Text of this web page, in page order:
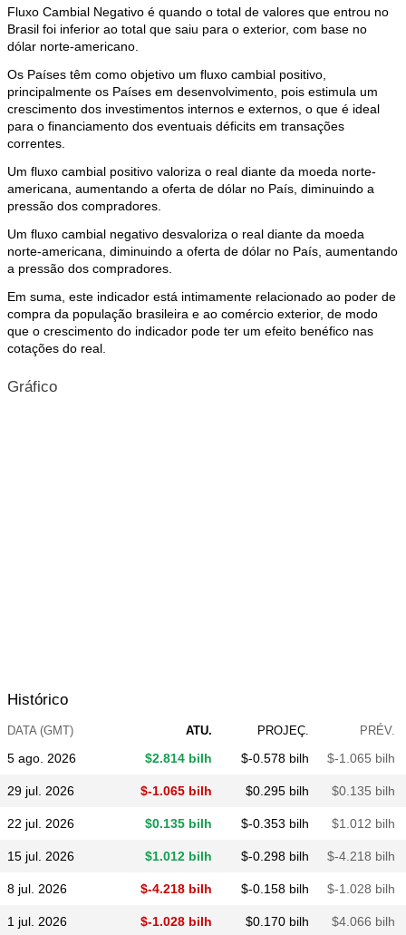
Fluxo Cambial Negativo é quando o total de valores que entrou no
Brasil foi inferior ao total que saiu para o exterior, com base no
dólar norte-americano.
Os Países têm como objetivo um fluxo cambial positivo,
principalmente os Países em desenvolvimento, pois estimula um
crescimento dos investimentos internos e externos, o que é ideal
para o financiamento dos eventuais déficits em transações
correntes.
Um fluxo cambial positivo valoriza o real diante da moeda norte-
americana, aumentando a oferta de dólar no País, diminuindo a
pressão dos compradores.
Um fluxo cambial negativo desvaloriza o real diante da moeda
norte-americana, diminuindo a oferta de dólar no País, aumentando
a pressão dos compradores.
Em suma, este indicador está intimamente relacionado ao poder de
compra da população brasileira e ao comércio exterior, de modo
que o crescimento do indicador pode ter um efeito benéfico nas
cotações do real.
Gráfico
Histórico
DATA (GMT) ATU. PROJEÇ. PRÉV.
5 ago. 2026 $​2.814 bilh $​-0.578 bilh $​-1.065 bilh
29 jul. 2026 $​-1.065 bilh $​0.295 bilh $​0.135 bilh
22 jul. 2026 $​0.135 bilh $​-0.353 bilh $​1.012 bilh
15 jul. 2026 $​1.012 bilh $​-0.298 bilh $​-4.218 bilh
8 jul. 2026 $​-4.218 bilh $​-0.158 bilh $​-1.028 bilh
1 jul. 2026 $​-1.028 bilh $​0.170 bilh $​4.066 bilh